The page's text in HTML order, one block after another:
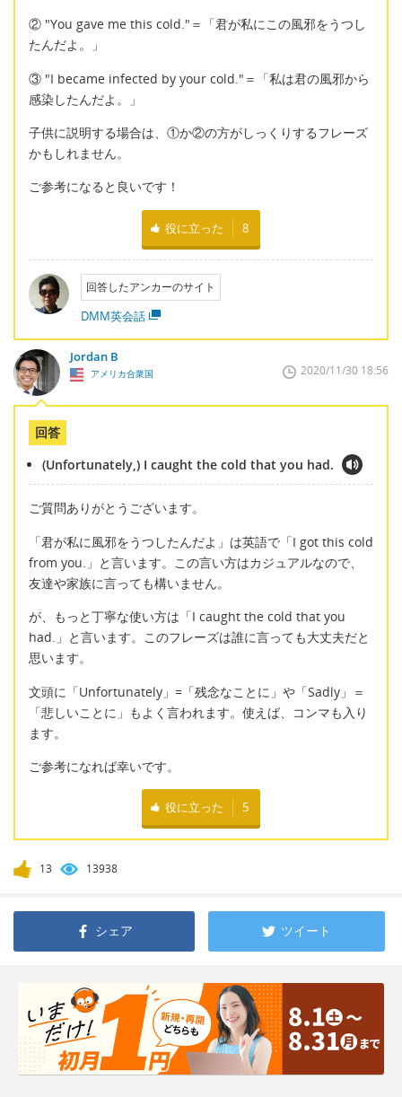
② "You gave me this cold."＝「君が私にこの風邪をうつし
たんだよ。」
③ "I became infected by your cold."＝「私は君の風邪から
感染したんだよ。」
子供に説明する場合は、①か②の方がしっくりするフレーズ
かもしれません。
ご参考になると良いです！
役に立った 8
回答したアンカーのサイト
DMM英会話
Jordan B
アメリカ合衆国 2020/11/30 18:56
回答
(Unfortunately,) I caught the cold that you had.
ご質問ありがとうございます。
「君が私に風邪をうつしたんだよ」は英語で「I got this cold
from you.」と言います。この言い方はカジュアルなので、
友達や家族に言っても構いません。
が、もっと丁寧な使い方は「I caught the cold that you
had.」と言います。このフレーズは誰に言っても大丈夫だと
思います。
文頭に「Unfortunately」=「残念なことに」や「Sadly」＝
「悲しいことに」もよく言われます。使えば、コンマも入り
ます。
ご参考になれば幸いです。
役に立った 5
13 13938
シェア ツイート